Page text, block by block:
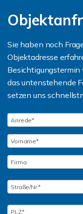
Sie haben noch
Objektadresse
Besichtigungstermin
das untenstehende
setzen uns